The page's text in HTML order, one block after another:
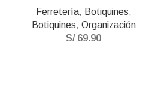
Ferretería, Botiquines,
Botiquines, Organización
S/69.90